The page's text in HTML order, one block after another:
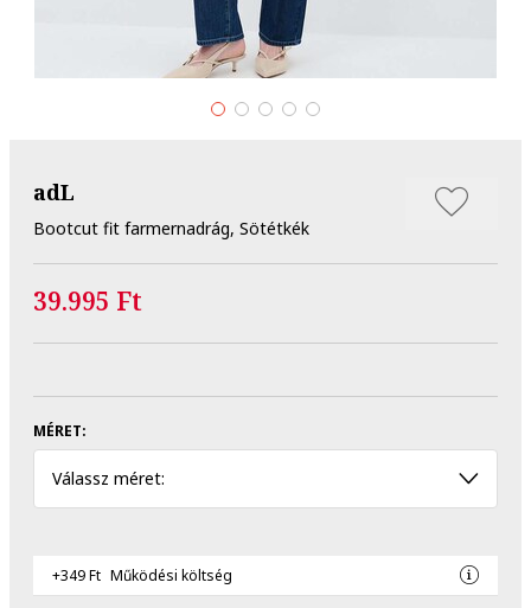
adL
Bootcut fit farmernadrág, Sötétkék
39.995 Ft
MÉRET:
Válassz méret:
+349 Ft Működési költség